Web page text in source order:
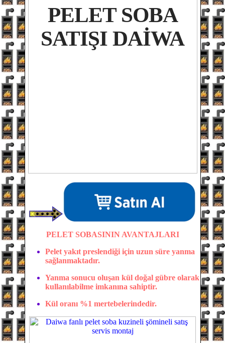
PELET SOBASININ AVANTAJLARI
Pelet yakıt preslendiği için uzun süre yanma
sağlanmaktadır.
Yanma sonucu oluşan kül doğal gübre olarak
kullanılabilme imkanına sahiptir.
Kül oranı %1 mertebelerindedir.